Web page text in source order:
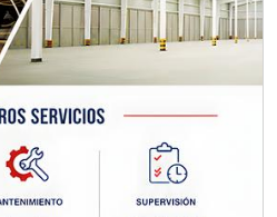
condiciones de
las políticas del
instalaciones
y otorgar